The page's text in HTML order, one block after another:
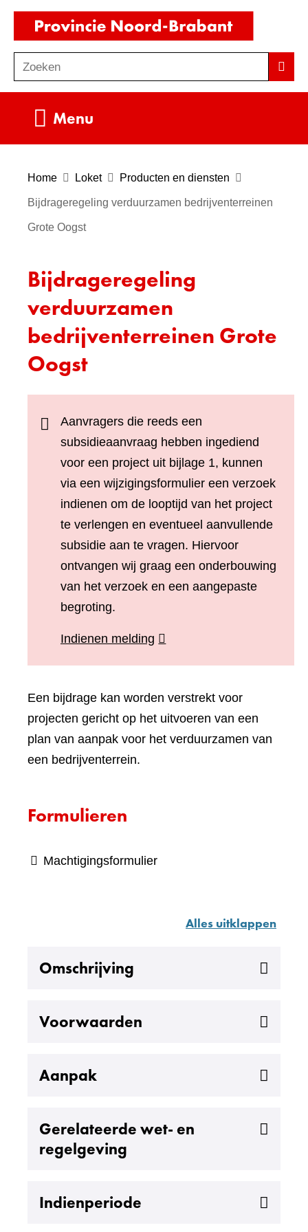
Ga
de
inhoud
o
e
Zoeken
Menu
Home Loket Producten en diensten
Bijdrageregeling verduurzamen bedrijventerreinen
Grote Oogst
Bijdrageregeling
verduurzamen
bedrijventerreinen Grote
Oogst
Aanvragers die reeds een
subsidieaanvraag hebben ingediend
voor een project uit bijlage 1, kunnen
via een wijzigingsformulier een verzoek
indienen om de looptijd van het project
te verlengen en eventueel aanvullende
subsidie aan te vragen. Hiervoor
ontvangen wij graag een onderbouwing
van het verzoek en een aangepaste
begroting.
Indienen melding (verwijst
andere
website)
Een bijdrage kan worden verstrekt voor
projecten gericht op het uitvoeren van een
plan van aanpak voor het verduurzamen van
een bedrijventerrein.
Formulieren
Machtigingsformulier
Alles uitklappen
Omschrijving
Uitklappen
Voorwaarden
Uitklappen
Aanpak
Uitklappen
Gerelateerde wet- en
regelgeving
Uitklappen
Indienperiode
Uitklappen